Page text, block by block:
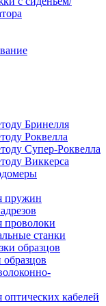
Бринелля
Роквелла
Супер-Роквелла
Виккерса
пружин
станки
образцов
образцов
кабелей